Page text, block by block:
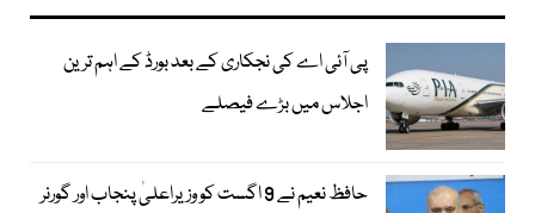
پی آئی اے کی نجکاری کے بعد بورڈ کے اہم ترین
اجلاس میں بڑے فیصلے
حافظ نعیم نے 9 اگست کو وزیراعلیٰ پنجاب اور گورنر